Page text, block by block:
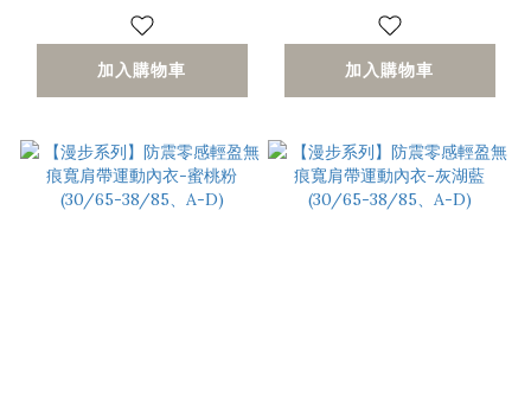
加入購物車 加入購物車